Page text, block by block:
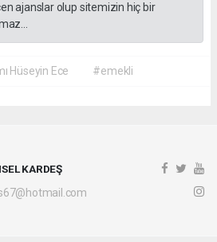
ajanslar olup sitemizin hiç bir
Hüseyin Ece #emekli
KARDEŞ